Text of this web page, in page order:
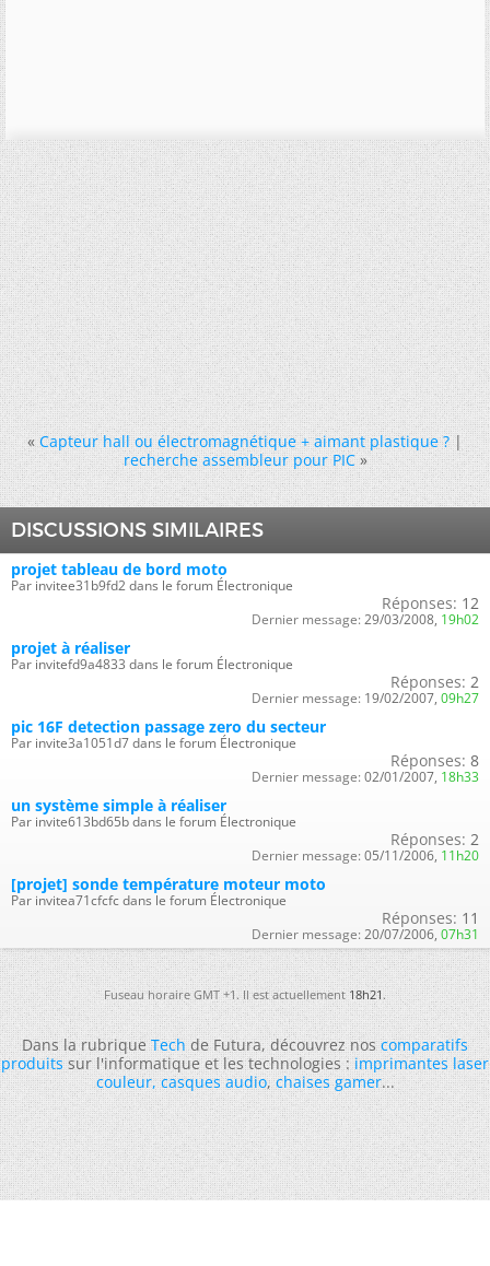
« Capteur hall ou électromagnétique + aimant plastique ?|
recherche assembleur pour PIC »
DISCUSSIONS SIMILAIRES
projet tableau de bord moto
Par invitee31b9fd2 dans le forum Électronique
Réponses: 12
Dernier message: 29/03/2008, 19h02
projet à réaliser
Par invitefd9a4833 dans le forum Électronique
Réponses: 2
Dernier message: 19/02/2007, 09h27
pic 16F detection passage zero du secteur
Par invite3a1051d7 dans le forum Électronique
Réponses: 8
Dernier message: 02/01/2007, 18h33
un système simple à réaliser
Par invite613bd65b dans le forum Électronique
Réponses: 2
Dernier message: 05/11/2006, 11h20
[projet] sonde température moteur moto
Par invitea71cfcfc dans le forum Électronique
Réponses: 11
Dernier message: 20/07/2006, 07h31
Fuseau horaire GMT +1. Il est actuellement18h21.
Dans la rubriqueTechde Futura, découvrez noscomparatifs
produitssur l'informatique et les technologies :imprimantes laser
couleur,casques audio,chaises gamer...